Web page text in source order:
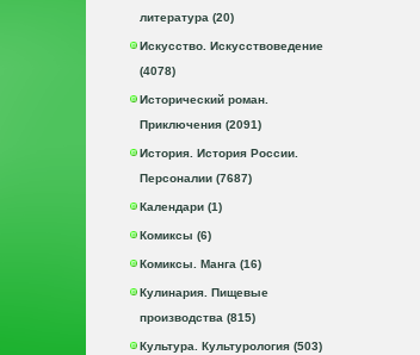
литература (20)
Искусство. Искусствоведение
(4078)
Исторический роман.
Приключения (2091)
История. История России.
Персоналии (7687)
Календари (1)
Комиксы (6)
Комиксы. Манга (16)
Кулинария. Пищевые
производства (815)
Культура. Культурология (503)